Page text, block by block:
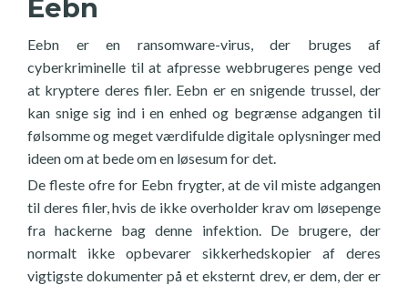
Eebn
Eebn er en ransomware-virus, der bruges af
cyberkriminelle til at afpresse webbrugeres penge ved
at kryptere deres filer. Eebn er en snigende trussel, der
kan snige sig ind i en enhed og begrænse adgangen til
følsomme og meget værdifulde digitale oplysninger med
ideen om at bede om en løsesum for det.
De fleste ofre for Eebn frygter, at de vil miste adgangen
til deres filer, hvis de ikke overholder krav om løsepenge
fra hackerne bag denne infektion. De brugere, der
normalt ikke opbevarer sikkerhedskopier af deres
vigtigste dokumenter på et eksternt drev, er dem, der er